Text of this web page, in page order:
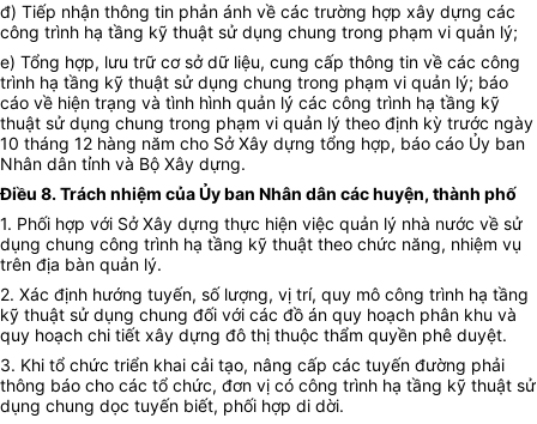
đ) Tiếp nhận thông tin phản ánh về các trường hợp xây dựng các
công trình hạ tầng kỹ thuật sử dụng chung trong phạm vi quản lý;
e) Tổng hợp, lưu trữ cơ sở dữ liệu, cung cấp thông tin về các công
trình hạ tầng kỹ thuật sử dụng chung trong phạm vi quản lý; báo
cáo về hiện trạng và tình hình quản lý các công trình hạ tầng kỹ
thuật sử dụng chung trong phạm vi quản lý theo định kỳ trước ngày
10 tháng 12 hàng năm cho Sở Xây dựng tổng hợp, báo cáo Ủy ban
Nhân dân tỉnh và Bộ Xây dựng.
Điều 8.Trách nhiệm của Ủy ban Nhân dân các huyện, thành phố
1. Phối hợp với Sở Xây dựng thực hiện việc quản lý nhà nước về sử
dụng chung công trình hạ tầng kỹ thuật theo chức năng, nhiệm vụ
trên địa bàn quản lý.
2. Xác định hướng tuyến, số lượng, vị trí, quy mô công trình hạ tầng
kỹ thuật sử dụng chung đối với các đồ án quy hoạch phân khu và
quy hoạch chi tiết xây dựng đô thị thuộc thẩm quyền phê duyệt.
3. Khi tổ chức triển khai cải tạo, nâng cấp các tuyến đường phải
thông báo cho các tổ chức, đơn vị có công trình hạ tầng kỹ thuật sử
dụng chung dọc tuyến biết, phối hợp di dời.